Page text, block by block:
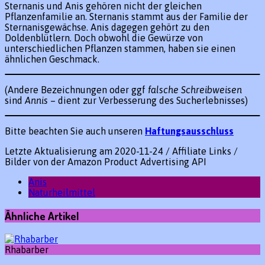
Sternanis und Anis gehören nicht der gleichen
Pflanzenfamilie an. Sternanis stammt aus der Familie der
Sternanisgewächse. Anis dagegen gehört zu den
Doldenblütlern. Doch obwohl die Gewürze von
unterschiedlichen Pflanzen stammen, haben sie einen
ähnlichen Geschmack.
(Andere Bezeichnungen oder ggf falsche Schreibweisen
sind Annis – dient zur Verbesserung des Sucherlebnisses)
Bitte beachten Sie auch unseren Haftungsausschluss
Letzte Aktualisierung am 2020-11-24 / Affiliate Links /
Bilder von der Amazon Product Advertising API
Anis
Naturheilmittel
Ähnliche Artikel
Rhabarber